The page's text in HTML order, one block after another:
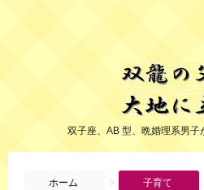
双子座、AB 型、晩婚理系男子
ホーム > 子育て